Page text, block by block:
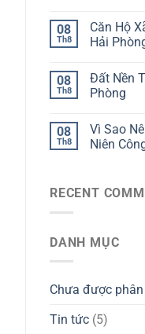
08
Th8
Căn Hộ
Hải
08
Th8
Đất Nền
Phòng
08
Th8
Vì Sao
Niên
RECENT
DANH MỤC
Chưa được
Tin tức (5)